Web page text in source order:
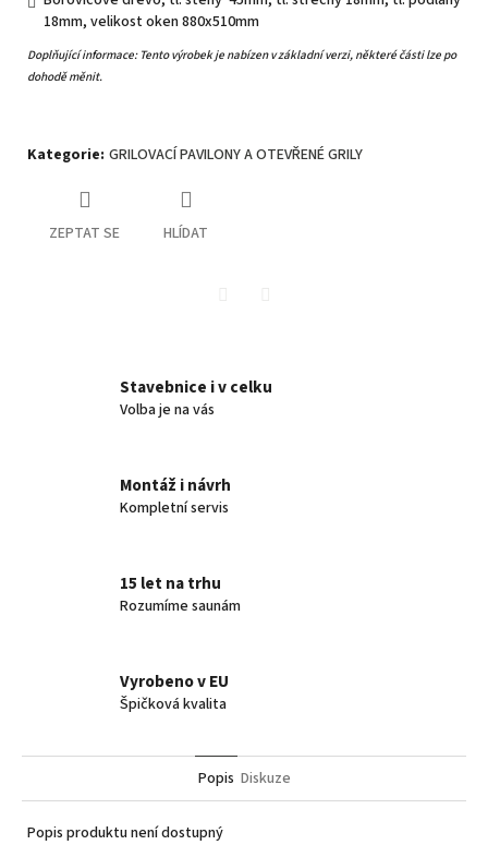
18mm, velikost oken 880x510mm
Doplňující informace: Tento výrobek je nabízen v základní verzi, některé části lze po
dohodě měnit.
Kategorie: GRILOVACÍ PAVILONY A OTEVŘENÉ GRILY
ZEPTAT SE HLÍDAT
Stavebnice i v celku
Volba je na vás
Montáž i návrh
Kompletní servis
15 let na trhu
Rozumíme saunám
Vyrobeno v EU
Špičková kvalita
Popis Diskuze
Popis produktu není dostupný